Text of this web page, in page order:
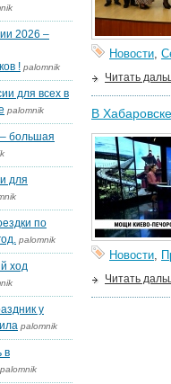
Новости,
Читать
В
Новости,
Читать
2026 –
! palomnik
для всех в
palomnik
– большая
для
по
palomnik
ход
у
palomnik
в
palomnik